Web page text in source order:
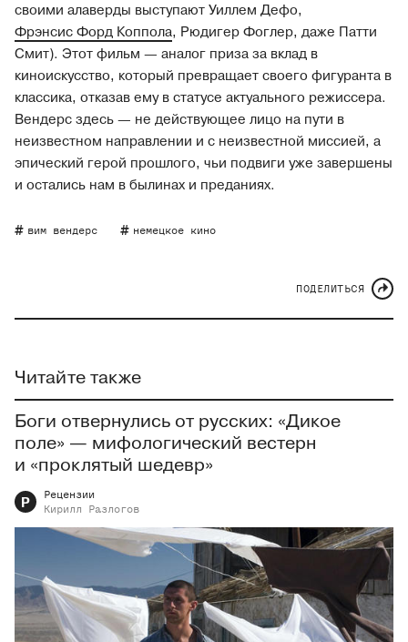
своими алаверды выступают Уиллем Дефо,
Фрэнсис Форд Коппола, Рюдигер Фоглер, даже Патти
Смит). Этот фильм — аналог приза за вклад в
киноискусство, который превращает своего фигуранта в
классика, отказав ему в статусе актуального режиссера.
Вендерс здесь — не действующее лицо на пути в
неизвестном направлении и с неизвестной миссией, а
эпический герой прошлого, чьи подвиги уже завершены
и остались нам в былинах и преданиях.
вим вендерс немецкое кино
ПОДЕЛИТЬСЯ
Читайте также
Боги отвернулись от русских: «Дикое
поле» — мифологический вестерн
и «проклятый шедевр»
Р
Рецензии
Кирилл
Разлогов